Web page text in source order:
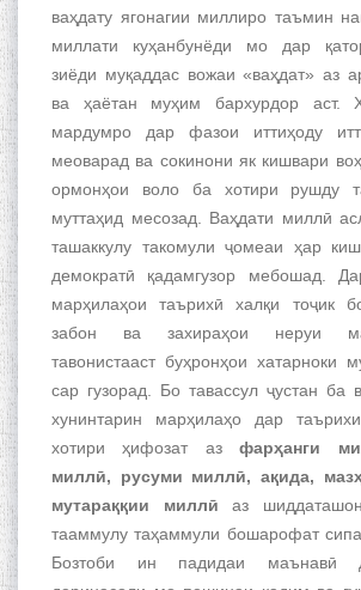
ваҳдату ягонагии миллиро таъмин
миллати куҳанбунёди мо дар
зиёди муқаддас вожаи «ваҳдат» аз
ва ҳаётан муҳим бархурдор аст.
мардумро дар фазои иттиҳоду
меоварад ва сокинони як кишвари
ормонҳои воло ба хотири рушду
муттаҳид месозад. Ваҳдати миллӣ
ташаккулу такомули ҷомеаи ҳар
демократӣ қадамгузор мебошад.
марҳилаҳои таърихӣ халқи тоҷик
забон ва захираҳои неруи
тавонистааст буҳронҳои хатарноки
сар гузорад. Бо тавассул ҷустан ба
хунинтарин марҳилаҳо дар
хотири ҳифозат азфарҳанги
миллӣ, русуми миллӣ, ақида,
мутараққии миллӣаз
тааммулу таҳаммули бошарофат
Бозтоби ин падидаи маънавӣ